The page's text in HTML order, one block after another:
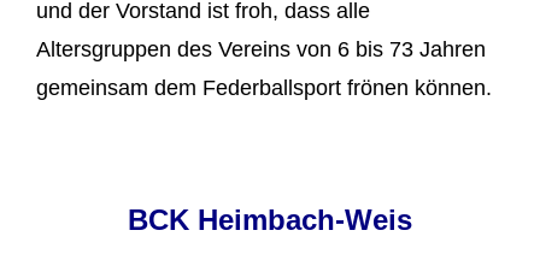
und der Vorstand ist froh, dass alle
Altersgruppen des Vereins von 6 bis 73 Jahren
gemeinsam dem Federballsport frönen können.
BCK Heimbach-Weis